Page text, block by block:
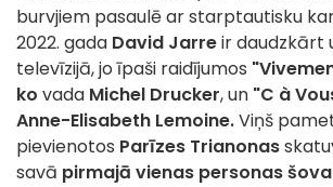
burvjiem pasaulē ar starptautisku
2022. gada David Jarreir daudzkārt
televīzijā, jo īpaši raidījumos
ko vada Michel Drucker, un "C à
Anne-Elisabeth Lemoine.Viņš
pievienotos Parīzes Trianonas
savā pirmajā vienas personas šova